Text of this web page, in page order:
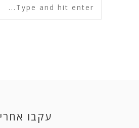
עקבו אחרי